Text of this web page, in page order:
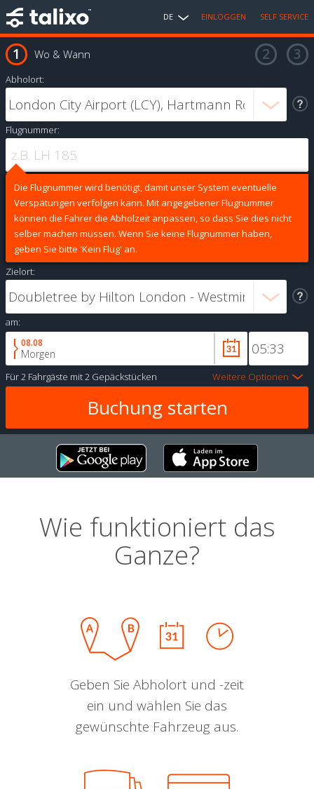
DE EINLOGGEN SELF SERVICE
Wo & Wann
Abholort:
Flugnummer:
Die Flugnummer wird benötigt, damit unser System eventuelle
Verspätungen verfolgen kann. Mit angegebener Flugnummer
können die Fahrer die Abholzeit anpassen, so dass Sie dies nicht
selber machen müssen. Wenn Sie keine Flugnummer haben,
geben Sie bitte 'Kein Flug' an.
Zielort:
am:
08.08
Morgen
Für2 Fahrgäste mit2 Gepäckstücken Weitere Optionen
Wie funktioniert das
Ganze?
Geben Sie Abholort und -zeit
ein und wählen Sie das
gewünschte Fahrzeug aus.